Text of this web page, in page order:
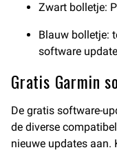
Zwart bolletje:
Blauw bolletje:
software
Gratis Garmin
De gratis software-
de diverse
nieuwe updates